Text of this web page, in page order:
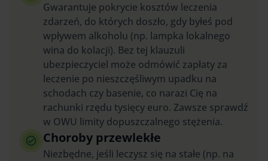
Gwarantuje pokrycie kosztów leczenia
zdarzeń, do których doszło, gdy byłeś pod
wpływem alkoholu (np. lampka lokalnego
wina do kolacji). Bez tej klauzuli
ubezpieczyciel może odmówić zapłaty za
leczenie po nieszczęśliwym upadku na
schodach czy basenie, co narazi Cię na
rachunki rzędu tysięcy euro. Zawsze sprawdź
w OWU limity dopuszczalnego stężenia.
Choroby przewlekłe
Niezbędne, jeśli leczysz się na stałe (np. na